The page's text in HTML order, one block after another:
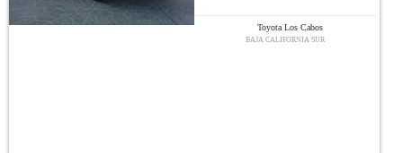
Toyota Los Cabos
BAJA CALIFORNIA SUR